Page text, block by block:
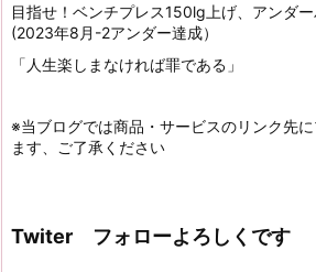
目指せ！ベンチプレス150lg上げ、アンダ
(2023年8月-2アンダー達成）
「人生楽しまなければ罪である」
※当ブログでは商品・サービスのリンク先
ます、ご了承ください
Twiter フォローよろしくです